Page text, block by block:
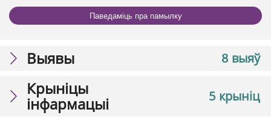
Паведаміць пра памылку
8 выяў
Выявы
5 крыніц
Крыніцы
інфармацыі